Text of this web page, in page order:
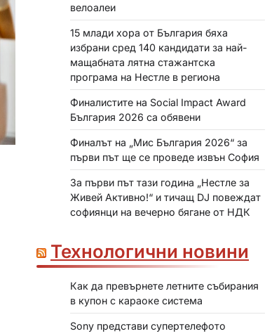
велоалеи
15 млади хора от България бяха
избрани сред 140 кандидати за най-
мащабната лятна стажантска
програма на Нестле в региона
Финалистите на Social Impact Award
България 2026 са обявени
Финалът на „Мис България 2026“ за
първи път ще се проведе извън София
За първи път тази година „Нестле за
Живей Активно!“ и тичащ DJ повеждат
софиянци на вечерно бягане от НДК
Технологични новини
Как да превърнете летните събирания
в купон с караоке система
Sony представи супертелефото